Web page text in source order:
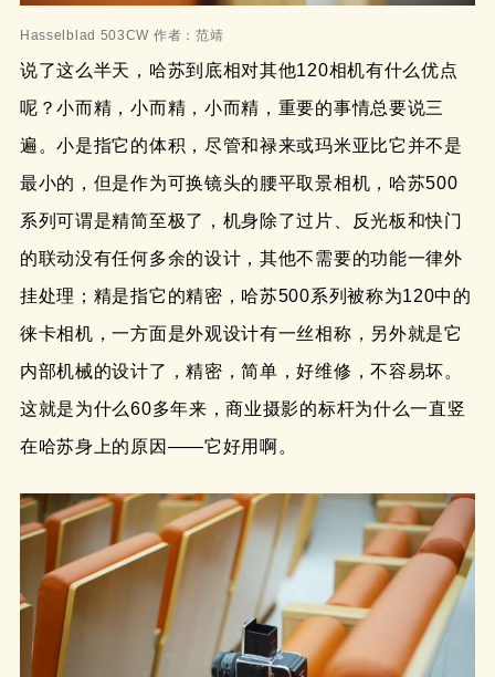
Hasselblad 503CW 作者：范靖
说了这么半天，哈苏到底相对其他120相机有什么优点
呢？小而精，小而精，小而精，重要的事情总要说三
遍。小是指它的体积，尽管和禄来或玛米亚比它并不是
最小的，但是作为可换镜头的腰平取景相机，哈苏500
系列可谓是精简至极了，机身除了过片、反光板和快门
的联动没有任何多余的设计，其他不需要的功能一律外
挂处理；精是指它的精密，哈苏500系列被称为120中的
徕卡相机，一方面是外观设计有一丝相称，另外就是它
内部机械的设计了，精密，简单，好维修，不容易坏。
这就是为什么60多年来，商业摄影的标杆为什么一直竖
在哈苏身上的原因——它好用啊。